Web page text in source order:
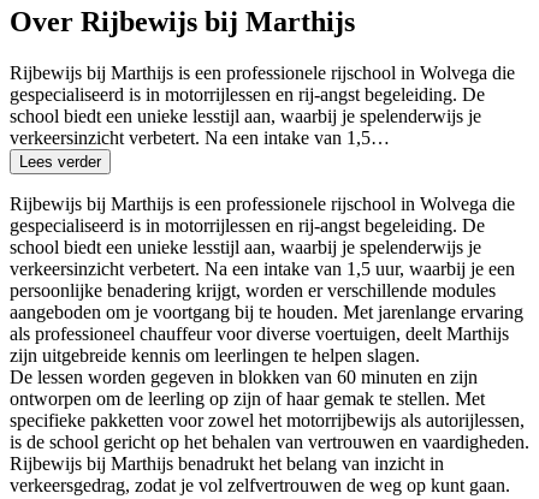
Over Rijbewijs bij Marthijs
Rijbewijs bij Marthijs is een professionele rijschool in Wolvega die
gespecialiseerd is in motorrijlessen en rij-angst begeleiding. De
school biedt een unieke lesstijl aan, waarbij je spelenderwijs je
verkeersinzicht verbetert. Na een intake van 1,5…
Lees verder
Rijbewijs bij Marthijs is een professionele rijschool in Wolvega die
gespecialiseerd is in motorrijlessen en rij-angst begeleiding. De
school biedt een unieke lesstijl aan, waarbij je spelenderwijs je
verkeersinzicht verbetert. Na een intake van 1,5 uur, waarbij je een
persoonlijke benadering krijgt, worden er verschillende modules
aangeboden om je voortgang bij te houden. Met jarenlange ervaring
als professioneel chauffeur voor diverse voertuigen, deelt Marthijs
zijn uitgebreide kennis om leerlingen te helpen slagen.
De lessen worden gegeven in blokken van 60 minuten en zijn
ontworpen om de leerling op zijn of haar gemak te stellen. Met
specifieke pakketten voor zowel het motorrijbewijs als autorijlessen,
is de school gericht op het behalen van vertrouwen en vaardigheden.
Rijbewijs bij Marthijs benadrukt het belang van inzicht in
verkeersgedrag, zodat je vol zelfvertrouwen de weg op kunt gaan.